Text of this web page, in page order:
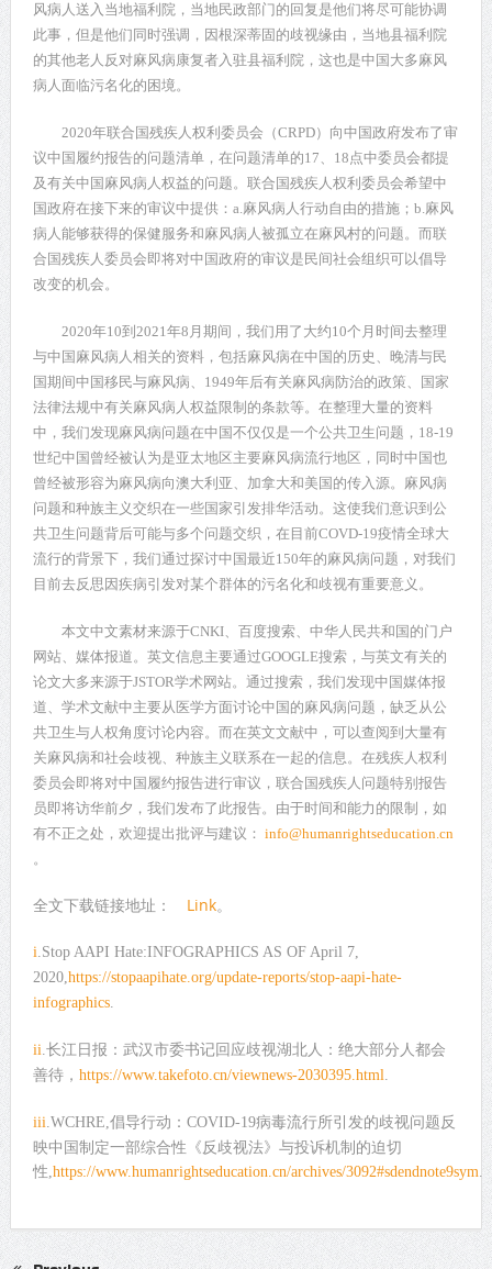
风病人送入当地福利院，当地民政部门的回复是他们将尽可能协调
此事，但是他们同时强调，因根深蒂固的歧视缘由，当地县福利院
的其他老人反对麻风病康复者入驻县福利院，这也是中国大多麻风
病人面临污名化的困境。
2020年联合国残疾人权利委员会（CRPD）向中国政府发布了审
议中国履约报告的问题清单，在问题清单的17、 18点中委员会都提
及有关中国麻风病人权益的问题。联合国残疾人权利委员会希望中
国政府在接下来的审议中提供： a.麻风病人行动自由的措施； b.麻风
病人能够获得的保健服务和麻风病人被孤立在麻风村的问题。而联
合国残疾人委员会即将对中国政府的审议是民间社会组织可以倡导
改变的机会。
2020年10到 2021年8 月期间，我们用了大约10个月时间去整理
与中国麻风病人相关的资料，包括麻风病在中国的历史、晚清与民
国期间中国移民与麻风病、 1949年后有关麻风病防治的政策、国家
法律法规中有关麻风病人权益限制的条款等。在整理大量的资料
中，我们发现麻风病问题在中国不仅仅是一个公共卫生问题， 18-19
世纪中国曾经被认为是亚太地区主要麻风病流行地区，同时中国也
曾经被形容为麻风病向澳大利亚、加拿大和美国的传入源。麻风病
问题和种族主义交织在一些国家引发排华活动。这使我们意识到公
共卫生问题背后可能与多个问题交织，在目前COVD-19疫情全球大
流行的背景下，我们通过探讨中国最近150年的麻风病问题，对我们
目前去反思因疾病引发对某个群体的污名化和歧视有重要意义。
本文中文素材来源于CNKI、百度搜索、中华人民共和国的门户
网站、媒体报道。英文信息主要通过GOOGLE搜索，与英文有关的
论文大多来源于JSTOR学术网站。通过搜索，我们发现中国媒体报
道、学术文献中主要从医学方面讨论中国的麻风病问题，缺乏从公
共卫生与人权角度讨论内容。而在英文文献中，可以查阅到大量有
关麻风病和社会歧视、种族主义联系在一起的信息。在残疾人权利
委员会即将对中国履约报告进行审议，联合国残疾人问题特别报告
员即将访华前夕，我们发布了此报告。由于时间和能力的限制，如
有不正之处，欢迎提出批评与建议： info@humanrightseducation.cn
。
全文下载链接地址： Link。
i.Stop AAPI Hate:INFOGRAPHICS AS OF April 7,
2020,https://stopaapihate.org/update-reports/stop-aapi-hate-
infographics.
ii.长江日报：武汉市委书记回应歧视湖北人：绝大部分人都会
善待， https://www.takefoto.cn/viewnews-2030395.html.
iii.WCHRE,倡导行动： COVID-19病毒流行所引发的歧视问题反
映中国制定一部综合性《反歧视法》与投诉机制的迫切
性,https://www.humanrightseducation.cn/archives/3092#sdendnote9sym.